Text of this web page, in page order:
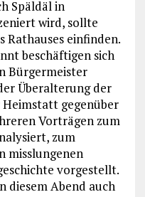
Späldäl in
wird, sollte
Rathauses einfinden.
beschäftigen sich
Bürgermeister
Überalterung der
gegenüber
Vorträgen zum
zum
misslungenen
vorgestellt.
diesem Abend auch